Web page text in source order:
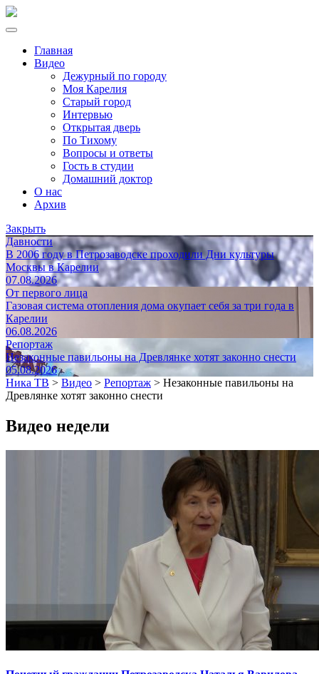
Главная
Видео
Дежурный по городу
Моя Карелия
Старый город
Интервью
Открытая дверь
По Тихому
Вопросы и ответы
Гость в студии
Домашний доктор
О нас
Архив
Закрыть
Давности
В 2006 году в Петрозаводске проходили Дни культуры
Москвы в Карелии
07.08.2026
От первого лица
Газовая система отопления дома окупает себя за три года в
Карелии
06.08.2026
Репортаж
Незаконные павильоны на Древлянке хотят законно снести
05.08.2026
Ника ТВ > Видео > Репортаж > Незаконные павильоны на
Древлянке хотят законно снести
Видео недели